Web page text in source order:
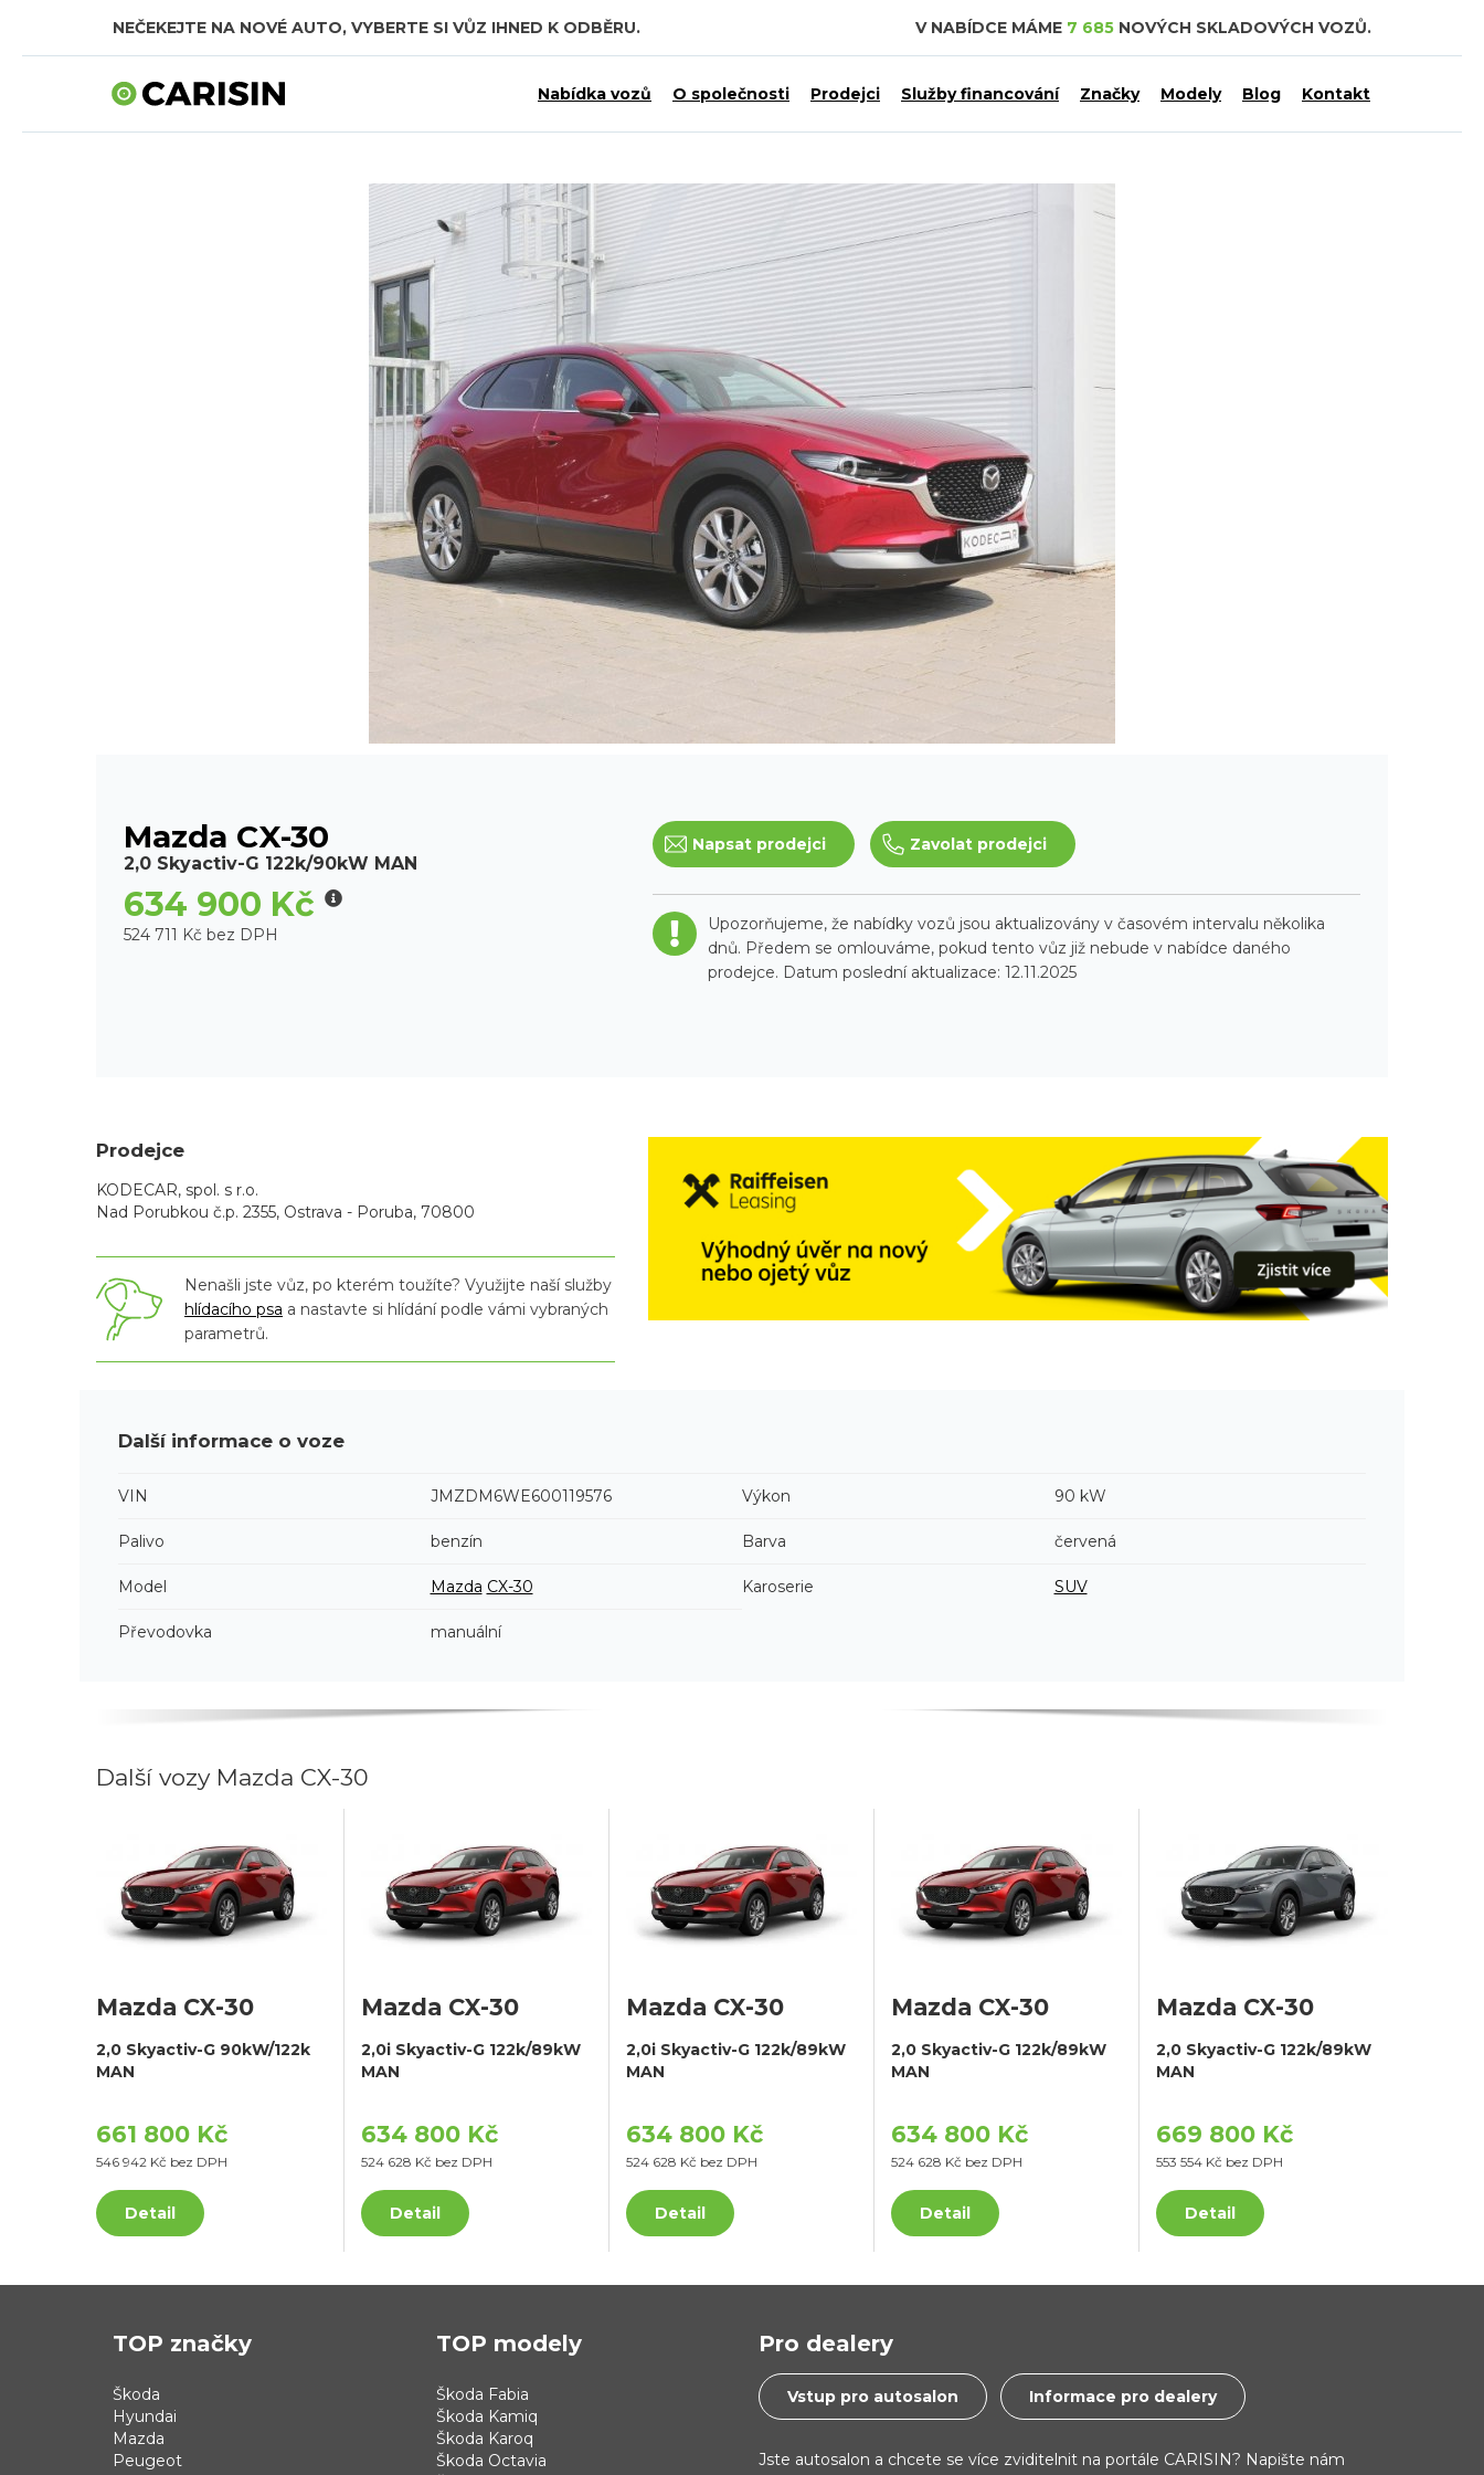
NEČEKEJTE NA NOVÉ AUTO, VYBERTE SI VŮZ IHNED K ODBĚRU. V NABÍDCE MÁME 7 685 NOVÝCH SKLADOVÝCH VOZŮ.
Nabídka vozů O společnosti Prodejci Služby financování Značky Modely Blog Kontakt
Mazda CX-30
2,0 Skyactiv-G 122k/90kW MAN
634 900 Kč
524 711 Kč bez DPH
Napsat prodejci Zavolat prodejci
Upozorňujeme, že nabídky vozů jsou aktualizovány v časovém intervalu několika
dnů. Předem se omlouváme, pokud tento vůz již nebude v nabídce daného
prodejce. Datum poslední aktualizace: 12.11.2025
Prodejce
KODECAR, spol. s r.o.
Nad Porubkou č.p. 2355, Ostrava - Poruba, 70800
Nenašli jste vůz, po kterém toužíte? Využijte naší služby
hlídacího psa a nastavte si hlídání podle vámi vybraných
parametrů.
Další informace o voze
VIN JMZDM6WE600119576 Výkon 90 kW
Palivo benzín Barva červená
Model Mazda CX-30 Karoserie SUV
Převodovka manuální
Další vozy Mazda CX-30
Mazda CX-30
2,0 Skyactiv-G 90kW/122k
MAN
661 800 Kč
546 942 Kč bez DPH
Detail
Mazda CX-30
2,0i Skyactiv-G 122k/89kW
MAN
634 800 Kč
524 628 Kč bez DPH
Detail
Mazda CX-30
2,0i Skyactiv-G 122k/89kW
MAN
634 800 Kč
524 628 Kč bez DPH
Detail
Mazda CX-30
2,0 Skyactiv-G 122k/89kW
MAN
634 800 Kč
524 628 Kč bez DPH
Detail
Mazda CX-30
2,0 Skyactiv-G 122k/89kW
MAN
669 800 Kč
553 554 Kč bez DPH
Detail
TOP značky
Škoda
Hyundai
Mazda
Peugeot
TOP modely
Škoda Fabia
Škoda Kamiq
Škoda Karoq
Škoda Octavia
Pro dealery
Vstup pro autosalon Informace pro dealery
Jste autosalon a chcete se více zviditelnit na portále CARISIN? Napište nám